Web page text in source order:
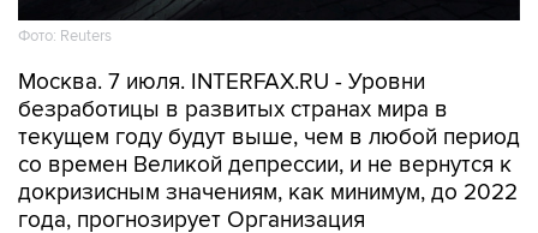
Фото: Reuters
Москва. 7 июля. INTERFAX.RU - Уровни
безработицы в развитых странах мира в
текущем году будут выше, чем в любой период
со времен Великой депрессии, и не вернутся к
докризисным значениям, как минимум, до 2022
года, прогнозирует Организация